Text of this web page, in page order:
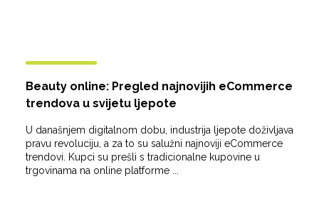
Beauty online: Pregled najnovijih eCommerce
trendova u svijetu ljepote
U današnjem digitalnom dobu, industrija ljepote doživljava
pravu revoluciju, a za to su salužni najnoviji eCommerce
trendovi. Kupci su prešli s tradicionalne kupovine u
trgovinama na online platforme ...